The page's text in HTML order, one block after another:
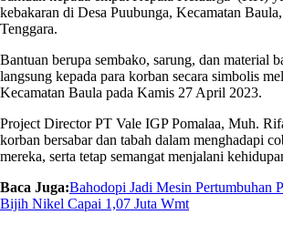
kebakaran di Desa Puubunga, Kecamatan
Tenggara.
Bantuan berupa sembako, sarung, dan material
langsung kepada para korban secara simbolis
Kecamatan Baula pada Kamis 27 April 2023.
Project Director PT Vale IGP Pomalaa, Muh.
korban bersabar dan tabah dalam menghadapi
mereka, serta tetap semangat menjalani
Baca Juga:Bahodopi Jadi Mesin Pertumbuhan
Bijih Nikel Capai 1,07 Juta Wmt